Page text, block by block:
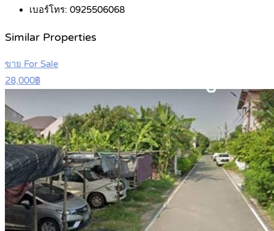
เบอร์โทร: 0925506068
Similar Properties
ขาย For Sale
28,000฿